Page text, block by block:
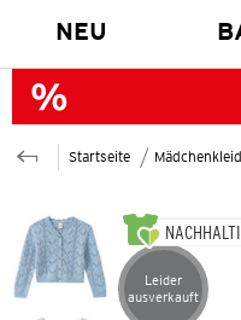
NEU
Startseite
Artikel
Leider
ausverkauft